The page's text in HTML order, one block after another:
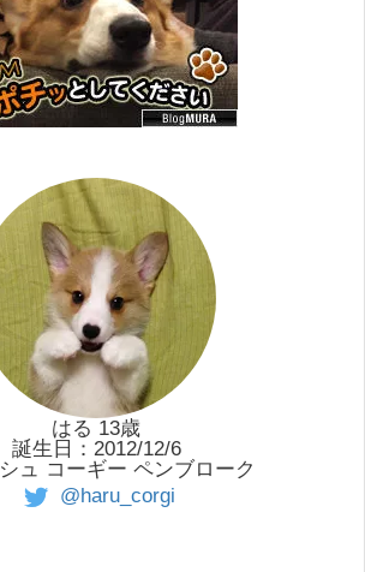
はる 13歳
誕生日：2012/12/6
ュ コーギー ペンブローク
@haru_corgi